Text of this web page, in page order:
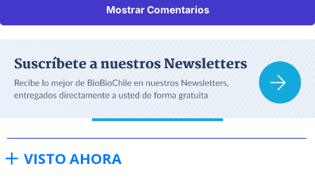
Mostrar Comentarios
VISTO AHORA